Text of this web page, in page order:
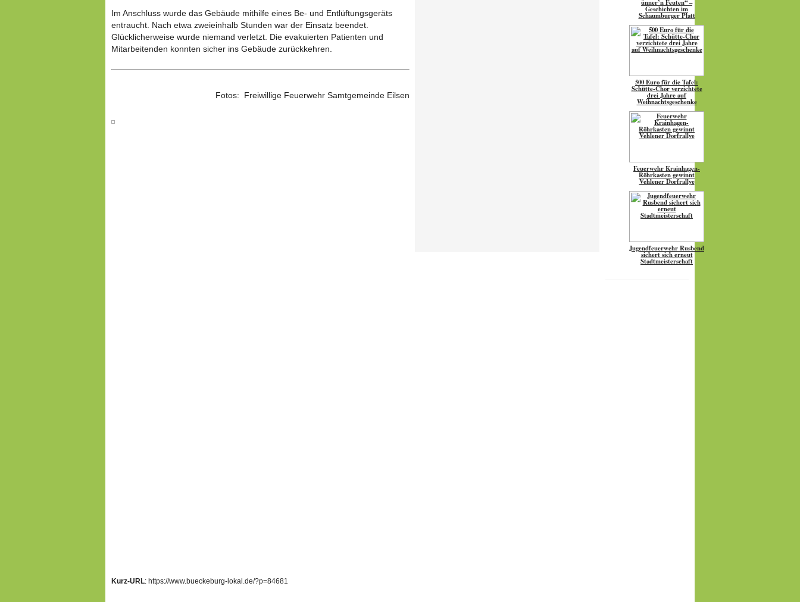
Im Anschluss wurde das Gebäude mithilfe eines Be- und Entlüftungsgeräts
entraucht. Nach etwa zweieinhalb Stunden war der Einsatz beendet.
Glücklicherweise wurde niemand verletzt. Die evakuierten Patienten und
Mitarbeitenden konnten sicher ins Gebäude zurückkehren.
Fotos: Freiwillige Feuerwehr Samtgemeinde Eilsen
Kurz-URL: https://www.bueckeburg-lokal.de/?p=84681
ünner’n Feuten“ –
Geschichten im
Schaumburger Platt
500 Euro für die Tafel:
Schütte-Chor verzichtete
drei Jahre auf
Weihnachtsgeschenke
Feuerwehr Krainhagen-
Röhrkasten gewinnt
Vehlener Dorfrallye
Jugendfeuerwehr Rusbend
sichert sich erneut
Stadtmeisterschaft